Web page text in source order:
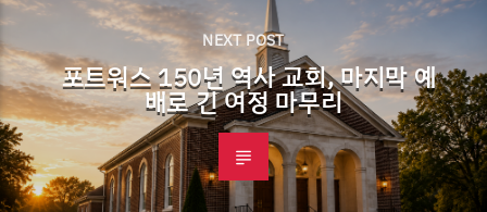
NEXT POST
포트워스 150년 역사 교회, 마지막 예
배로 긴 여정 마무리